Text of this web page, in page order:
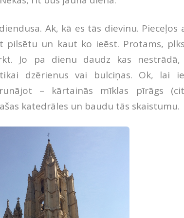
Ak, kā es tās dievinu. Pieceļos
pilsētu un kaut ko ieēst. Protams,
Jo pa dienu daudz kas
dzērienus vai bulciņas. Ok, lai
– kārtainās mīklas pīrāgs
katedrāles un baudu tās skaistumu.